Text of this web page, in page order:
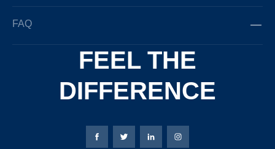
FAQ
FEEL THE
DIFFERENCE
Bierbaum-Proenen Facebook-Seite
Bierbaum-Proenen Twitter Seite
Bierbaum-Proenen LinkedIn
Bierbaum-Proenen